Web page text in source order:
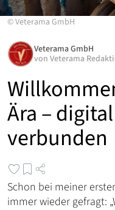
©Veterama GmbH
Ära –
verbunden
Veterama GmbH
von Veterama
Schon bei meiner
immer wieder gefragt: